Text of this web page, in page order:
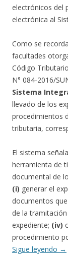
electrónicos del
electrónica al
Como se
facultades
Código
N° 084-2016/
Sistema
llevado de los
procedimientos
tributaria,
El sistema
herramienta de
documental de
(i) generar el
documentos
de la
expediente; (iv)
procedimiento
Sigue leyendo →